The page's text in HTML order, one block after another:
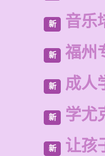
新 音乐
新 福州
新 成人
新 学尤
新 让孩